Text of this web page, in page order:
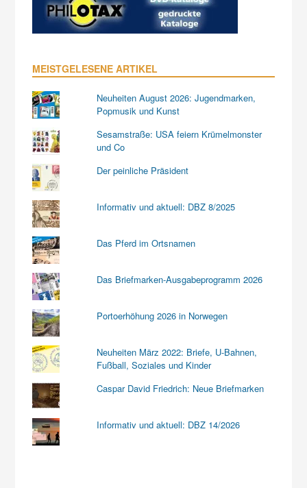
MEISTGELESENE ARTIKEL
Neuheiten August 2026: Jugendmarken,
Popmusik und Kunst
Sesamstraße: USA feiern Krümelmonster
und Co
Der peinliche Präsident
Informativ und aktuell: DBZ 8/2025
Das Pferd im Ortsnamen
Das Briefmarken-Ausgabeprogramm 2026
Portoerhöhung 2026 in Norwegen
Neuheiten März 2022: Briefe, U-Bahnen,
Fußball, Soziales und Kinder
Caspar David Friedrich: Neue Briefmarken
Informativ und aktuell: DBZ 14/2026